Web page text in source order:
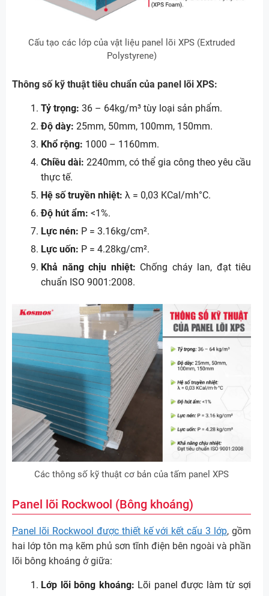
Cấu tạo các lớp của vật liệu panel lõi XPS (Extruded
Polystyrene)
Thông số kỹ thuật tiêu chuẩn của panel lõi XPS:
Tỷ trọng: 36 – 64kg/m³ tùy loại sản phẩm.
Độ dày: 25mm, 50mm, 100mm, 150mm.
Khổ rộng: 1000 – 1160mm.
Chiều dài:2240mm, có thể gia công theo yêu cầu
thực tế.
Hệ số truyền nhiệt: λ = 0,03 KCal/mh°C.
Độ hút ẩm: <1%.
Lực nén: P = 3.16kg/cm².
Lực uốn: P = 4.28kg/cm².
Khả năng chịu nhiệt: Chống cháy lan, đạt tiêu
chuẩn ISO 9001:2008.
Các thông số kỹ thuật cơ bản của tấm panel XPS
Panel lõi Rockwool (Bông khoáng)
Panel lõi Rockwool được thiết kế với kết cấu 3 lớp, gồm
hai lớp tôn mạ kẽm phủ sơn tĩnh điện bên ngoài và phần
lõi bông khoáng ở giữa:
Lớp lõi bông khoáng: Lõi panel được làm từ sợi